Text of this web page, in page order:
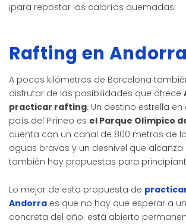
¡para repostar las calorías quemadas!
Rafting en Andorra
A pocos kilómetros de Barcelona
disfrutar de las posibilidades que ofrece
practicar rafting. Un destino estrella
país del Pirineo es el Parque Olímpico
cuenta con un canal de 800 metros de
aguas bravas y un desnivel que alcanza
también hay propuestas para
Lo mejor de esta propuesta de
Andorra es que no hay que esperar a
concreta del año: está abierto